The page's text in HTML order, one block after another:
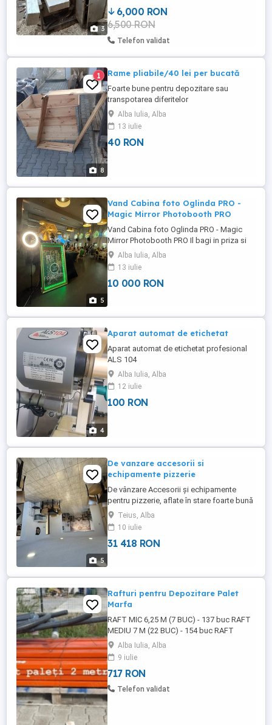
3
6,000 RON
6,500 RON
Telefon validat
8
1 Rame pliabile/40 lei per bucată
Foarte bune pentru depozitare sau
transpotarea diferitelor
produse,cereale,fructe sau alte mărfuri.
Alba Iulia, Alba
13 iulie
40 RON
5
Vand Cabina foto Oglinda PRO -
Magic Mirror Photobooth PRO
Vand Cabina foto Oglinda PRO - Magic
Mirror Photobooth PRO Il bagi in priza si
start eveniment Se pun in vanzare 1
cabineafoto tip Oglinda Magica: Carcasa -
este din placaj mesteacan perlat acoperit
cu PVC striat antizgarieturi ce imita pielea;
Alba Iulia, Alba
13 iulie
10 000 RON
4
Aparat automat de etichetat
Aparat automat de etichetat profesional
ALS 104
Alba Iulia, Alba
12 iulie
100 RON
5
De vanzare accesorii si
echipamente pizzerie
De vânzare Accesorii și echipamente
pentru pizzerie, aflate în stare foarte bună
de funcționare, ideale pentru deschiderea
sau dotarea unei pizzerii. Echipamentele
sunt bine întreținute și pot fi achiziționate
împreună sau separat, în funcție de
Teius, Alba
10 iulie
31 418 RON
Rafturi pentru Depozitare Palet
Marfa
RAFT MIC 6,25 M (7 BUC) - 137 buc RAFT
MEDIU 7 M (22 BUC) - 154 buc RAFT
MARE 8 M (10 BUC) - 176 buc ...
Alba Iulia, Alba
9 iulie
717 RON
Telefon validat